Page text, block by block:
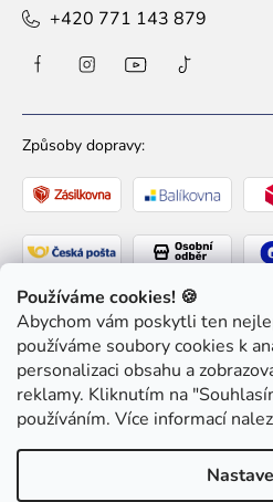
Používáme cookies! 🍪
Abychom vám poskytli ten
používáme soubory cookies k
personalizaci obsahu a
reklamy. Kliknutím na
používáním. Více informací
+420 771 143 879
Způsoby dopravy:
Způsoby platby:
Ziaja pro
Upravit